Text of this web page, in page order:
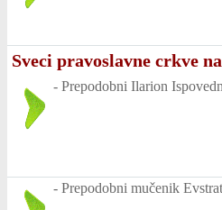
Sveci pravoslavne crkve
- Prepodobni Ilarion
- Prepodobni mučenik